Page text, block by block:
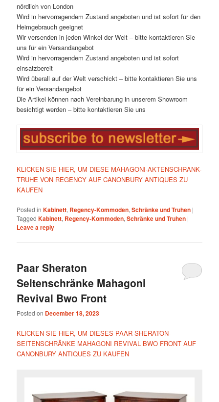
nördlich von London
Wird in hervorragendem Zustand angeboten und ist sofort für den
Heimgebrauch geeignet
Wir versenden in jeden Winkel der Welt – bitte kontaktieren Sie
uns für ein Versandangebot
Wird in hervorragendem Zustand angeboten und ist sofort
einsatzbereit
Wird überall auf der Welt verschickt – bitte kontaktieren Sie uns
für ein Versandangebot
Die Artikel können nach Vereinbarung in unserem Showroom
besichtigt werden – bitte kontaktieren Sie uns
KLICKEN SIE HIER, UM DIESE MAHAGONI-AKTENSCHRANK-
TRUHE VON REGENCY AUF CANONBURY ANTIQUES ZU
KAUFEN
Posted in Kabinett, Regency-Kommoden,Schränke und Truhen |
Tagged Kabinett, Regency-Kommoden,Schränke und Truhen |
Leave a reply
Paar Sheraton
Seitenschränke Mahagoni
Revival Bwo Front
Posted on December 18, 2023
KLICKEN SIE HIER, UM DIESES PAAR SHERATON-
SEITENSCHRÄNKE MAHAGONI REVIVAL BWO FRONT AUF
CANONBURY ANTIQUES ZU KAUFEN